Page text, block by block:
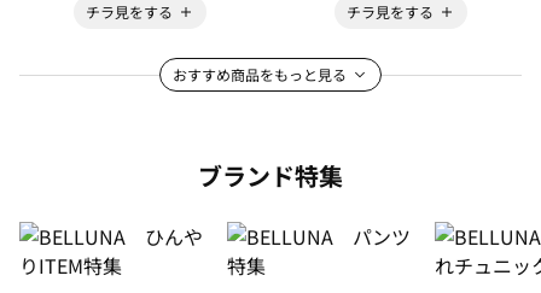
チラ見をする
チラ見をする
おすすめ商品をもっと見る
ブランド特集